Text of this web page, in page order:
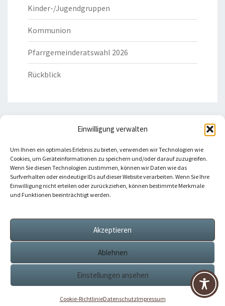
Einwilligung verwalten
Um Ihnen ein optimales Erlebnis zu bieten, verwenden wir Technologien wie
Cookies, um Geräteinformationen zu speichern und/oder darauf zuzugreifen.
Wenn Sie diesen Technologien zustimmen, können wir Daten wie das
Surfverhalten oder eindeutige IDs auf dieser Website verarbeiten. Wenn Sie Ihre
Einwilligung nicht erteilen oder zurückziehen, können bestimmte Merkmale
und Funktionen beeinträchtigt werden.
Akzeptieren
Ablehnen
Einstellungen ansehen
Cookie-RichtlinieDatenschutzImpressum
Kinder-/Jugendgruppen
Kommunion
Pfarrgemeinderatswahl 2026
Rückblick
Bistum Eichstätt
Caritas Verband
Nisarg